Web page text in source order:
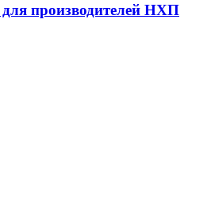
для производителей НХП